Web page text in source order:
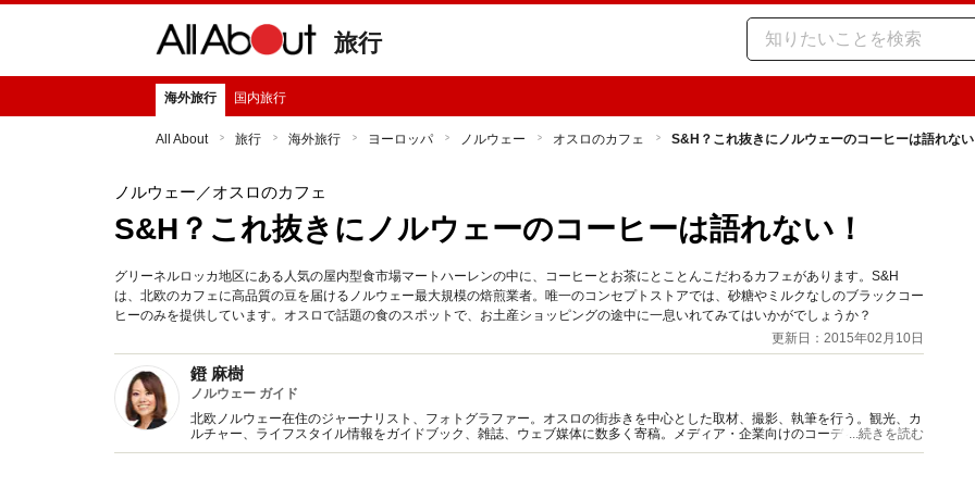
旅行
海外旅行 国内旅行
All About 旅行 海外旅行 ヨーロッパ ノルウェー オスロのカフェ S&H？これ抜きにノルウェーのコーヒーは語れな
ノルウェー ／オスロのカフェ
S&H？これ抜きにノルウェーのコーヒーは語れない！
グリーネルロッカ地区にある人気の屋内型食市場マートハーレンの中に、コーヒーとお茶にとことんこだわるカフェがあります。S&H
は、北欧のカフェに高品質の豆を届けるノルウェー最大規模の焙煎業者。唯一のコンセプトストアでは、砂糖やミルクなしのブラックコー
ヒーのみを提供しています。オスロで話題の食のスポットで、お土産ショッピングの途中に一息いれてみてはいかがでしょうか？
更新日：2015年02月10日
鐙 麻樹
ノルウェー ガイド
北欧ノルウェー在住のジャーナリスト、フォトグラファー。オスロの街歩きを中心とした取材、撮影、執筆を行う。観光、カ
ルチャー、ライフスタイル情報をガイドブック、雑誌、ウェブ媒体に数多く寄稿。メディア・企業向けのコーディネート、6
ヶ国語の海外ニュース翻訳・リサーチ、通訳業務など幅広く活動。
...続きを読む